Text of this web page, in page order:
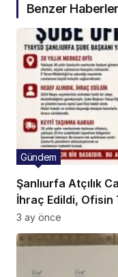
Benzer Haberler
Şanlıurfa Atçılık
İhraç Edildi, Ofisin
Gündem
3 ay önce